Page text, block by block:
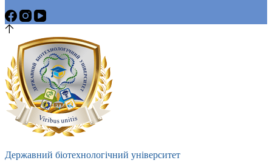
Державний біотехнологічний університет